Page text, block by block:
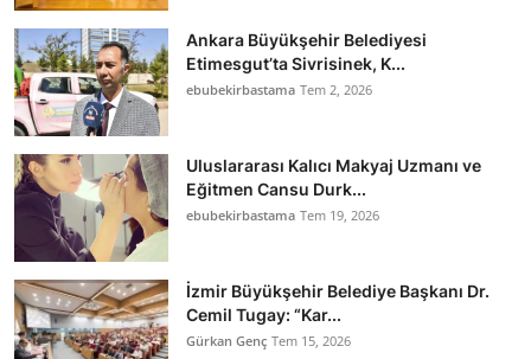
Ankara Büyükşehir Belediyesi
Etimesgut’ta Sivrisinek, K...
ebubekirbastama Tem 2, 2026
Uluslararası Kalıcı Makyaj Uzmanı ve
Eğitmen Cansu Durk...
ebubekirbastama Tem 19, 2026
İzmir Büyükşehir Belediye Başkanı Dr.
Cemil Tugay: “Kar...
Gürkan Genç Tem 15, 2026